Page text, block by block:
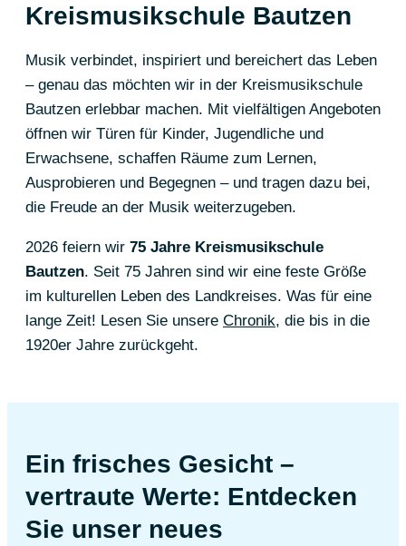
Kreismusikschule Bautzen
Musik verbindet, inspiriert und bereichert das Leben
– genau das möchten wir in der Kreismusikschule
Bautzen erlebbar machen. Mit vielfältigen Angeboten
öffnen wir Türen für Kinder, Jugendliche und
Erwachsene, schaffen Räume zum Lernen,
Ausprobieren und Begegnen – und tragen dazu bei,
die Freude an der Musik weiterzugeben.
2026 feiern wir 75 Jahre Kreismusikschule
Bautzen. Seit 75 Jahren sind wir eine feste Größe
im kulturellen Leben des Landkreises. Was für eine
lange Zeit! Lesen Sie unsere Chronik, die bis in die
1920er Jahre zurückgeht.
Ein frisches Gesicht –
vertraute Werte: Entdecken
Sie unser neues